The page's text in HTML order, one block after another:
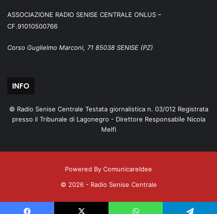
ASSOCIAZIONE RADIO SENISE CENTRALE ONLUS –
CF.91010500766
Corso Guglielmo Marconi, 71 85038 SENISE (PZ)
INFO
© Radio Senise Centrale Testata giornalistica n. 03/012 Registrata
presso il Tribunale di Lagonegro - Direttore Responsabile Nicola
Melfi
Powered By ComunicareIdee
© 2026 - Radio Senise Centrale